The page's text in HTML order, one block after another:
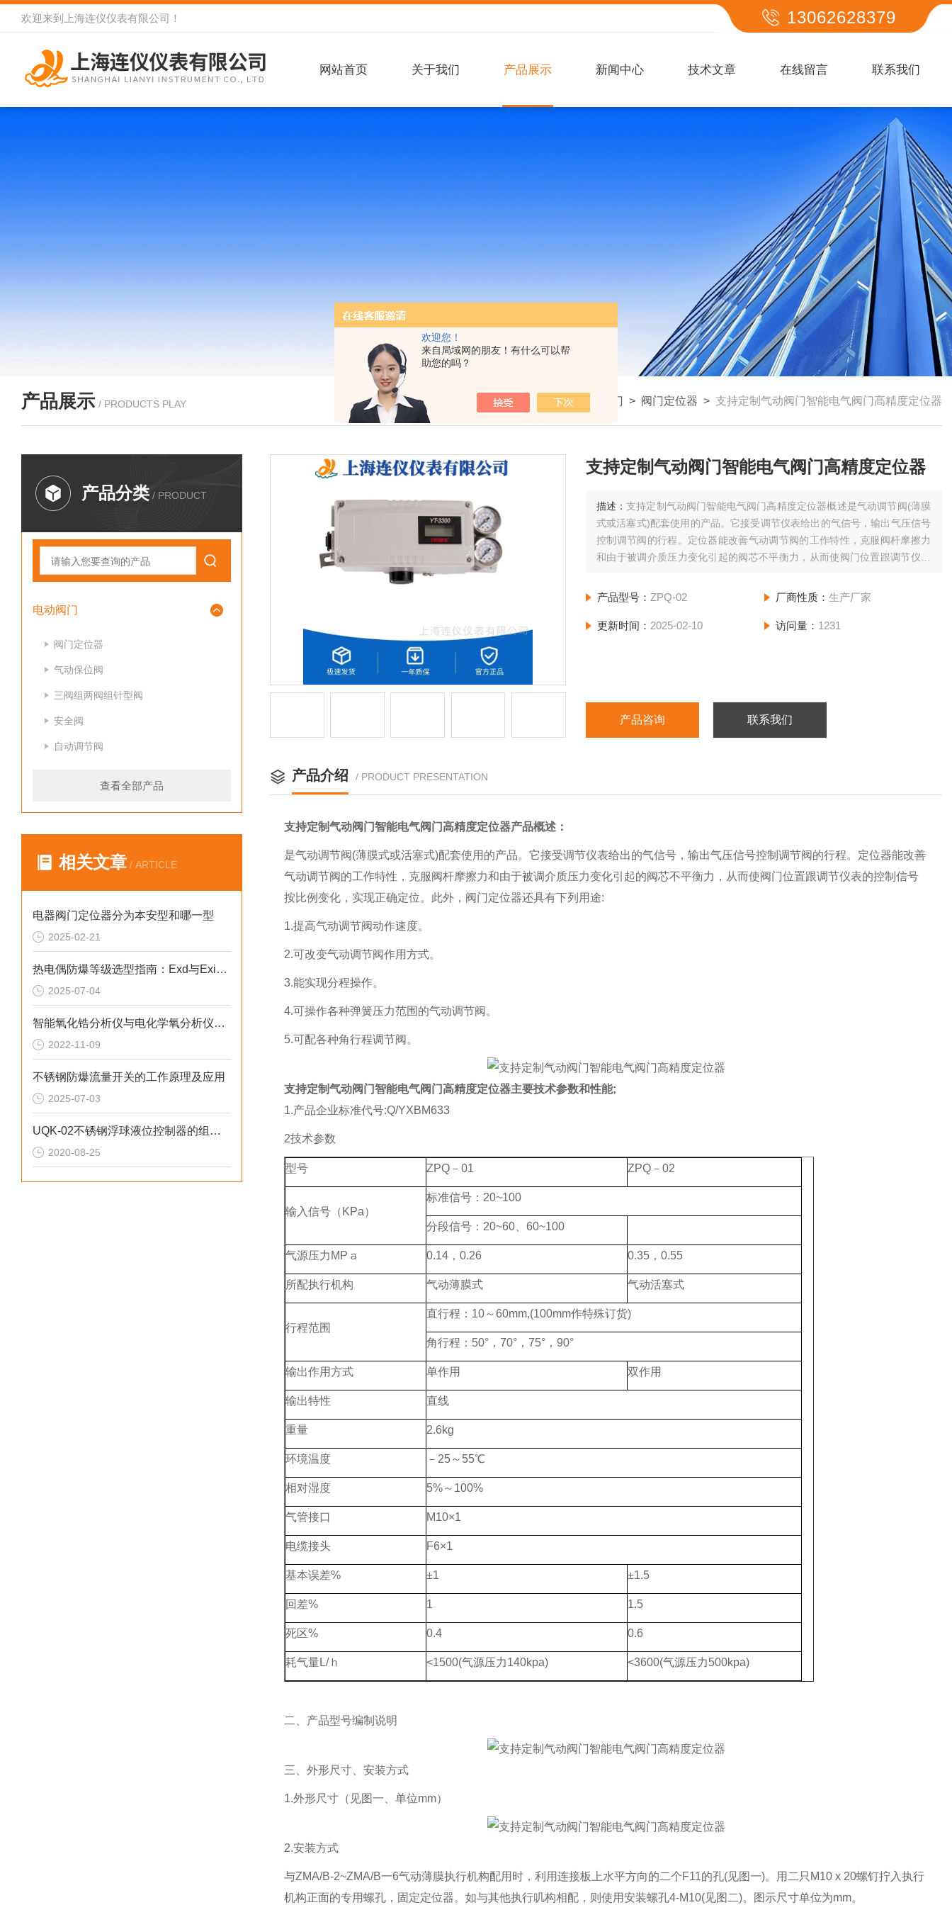
欢迎您！
来自局域网的朋友！有什么可以帮
助您的吗？
欢迎来到 上海连仪仪表有限公司 ！ 13062628379
网站首页 关于我们 产品展示 新闻中心 技术文章 在线留言 联系我们
产品展示 / PRODUCTS PLAY 我的位置： 首页> 产品展示> 电动阀门 > 阀门定位器 > 支持定制气动阀门智能电气阀门高精度定位器
产品分类 / PRODUCT
电动阀门
阀门定位器
气动保位阀
三阀组两阀组针型阀
安全阀
自动调节阀
查看全部产品
相关文章 / ARTICLE
电器阀门定位器分为本安型和哪一型
2025-02-21
热电偶防爆等级选型指南：Exd与Exi的场景化决策
2025-07-04
智能氧化锆分析仪与电化学氧分析仪间怎么选？
2022-11-09
不锈钢防爆流量开关的工作原理及应用
2025-07-03
UQK-02不锈钢浮球液位控制器的组成部分和产品特色
2020-08-25
支持定制气动阀门智能电气阀门高精度定位器
描述：支持定制气动阀门智能电气阀门高精度定位器概述是气动调节阀(薄膜
式或活塞式)配套使用的产品。它接受调节仪表给出的气信号，输出气压信号
控制调节阀的行程。定位器能改善气动调节阀的工作特性，克服阀杆摩擦力
和由于被调介质压力变化引起的阀芯不平衡力，从而使阀门位置跟调节仪表
产品型号： ZPQ-02 厂商性质： 生产厂家
更新时间： 2025-02-10 访问量： 1231
产品咨询 联系我们
产品介绍 / PRODUCT PRESENTATION
支持定制气动阀门智能电气阀门高精度定位器产品概述：
是气动调节阀(薄膜式或活塞式)配套使用的产品。它接受调节仪表给出的气信号，输出气压信号控制调节阀的行程。定位器能改善
气动调节阀的工作特性，克服阀杆摩擦力和由于被调介质压力变化引起的阀芯不平衡力，从而使阀门位置跟调节仪表的控制信号
按比例变化，实现正确定位。此外，阀门定位器还具有下列用途:
1.提高气动调节阀动作速度。
2.可改变气动调节阀作用方式。
3.能实现分程操作。
4.可操作各种弹簧压力范围的气动调节阀。
5.可配各种角行程调节阀。
支持定制气动阀门智能电气阀门高精度定位器主要技术参数和性能;
1.产品企业标准代号:Q/YXBM633
2技术参数
型号 ZPQ－01 ZPQ－02
输入信号（KPa）
标准信号：20~100
分段信号：20~60、60~100
气源压力MPａ 0.14，0.26 0.35，0.55
所配执行机构 气动薄膜式 气动活塞式
行程范围
直行程：10～60mm,(100mm作特殊订货)
角行程：50°，70°，75°，90°
输出作用方式 单作用 双作用
输出特性 直线
重量 2.6kg
环境温度 －25～55℃
相对湿度 5%～100%
气管接口 M10×1
电缆接头 F6×1
基本误差% ±1 ±1.5
回差% 1 1.5
死区% 0.4 0.6
耗气量L/ｈ <1500(气源压力140kpa) <3600(气源压力500kpa)
二、产品型号编制说明
三、外形尺寸、安装方式
1.外形尺寸（见图一、单位mm）
2.安装方式
与ZMA/B-2~ZMA/B一6气动薄膜执行机构配用时，利用连接板上水平方向的二个F11的孔(见图一)。用二只M10 x 20螺钉拧入执行
机构正面的专用螺孔，固定定位器。如与其他执行叽构相配，则使用安装螺孔4-M10(见图二)。图示尺寸单位为mm。